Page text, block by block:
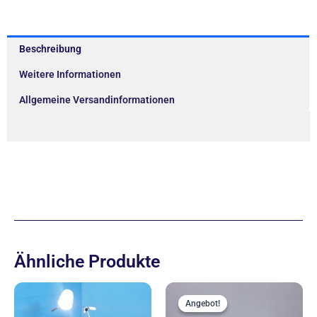
Beschreibung
Weitere Informationen
Allgemeine Versandinformationen
Ähnliche Produkte
Angebot!
Angebot!